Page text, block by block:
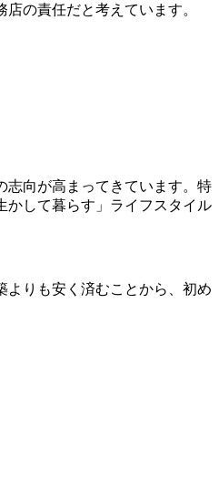
の責任だと考えています。
志向が高まってきています。特
かして暮らす」ライフスタイル
よりも安く済むことから、初め